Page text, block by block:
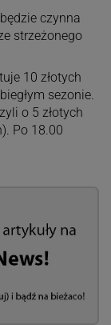
czynna
strzeżonego
10 złotych
sezonie.
o 5 złotych
Po 18.00